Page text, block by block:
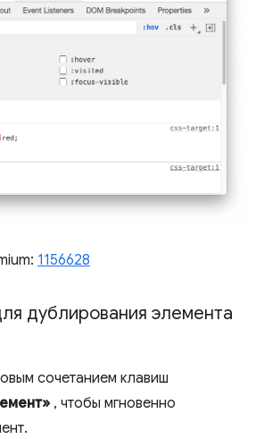
1156628
дублирования элемента
сочетанием клавиш
, чтобы мгновенно